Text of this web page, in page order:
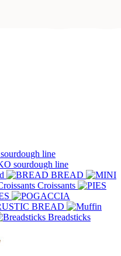
line
sourdough line
BREAD
Croissants
BREAD
Breadsticks